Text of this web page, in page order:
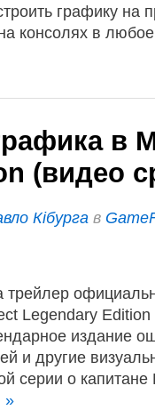
графику на
консолях в
в
(видео
Кібурга в
трейлер
Legendary Edition
издание
и другие
серии о
»